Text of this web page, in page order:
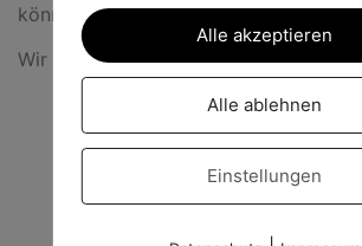
können.“
Wir freuen uns auch Euch.
Alle akzeptieren
Alle ablehnen
Einstellungen